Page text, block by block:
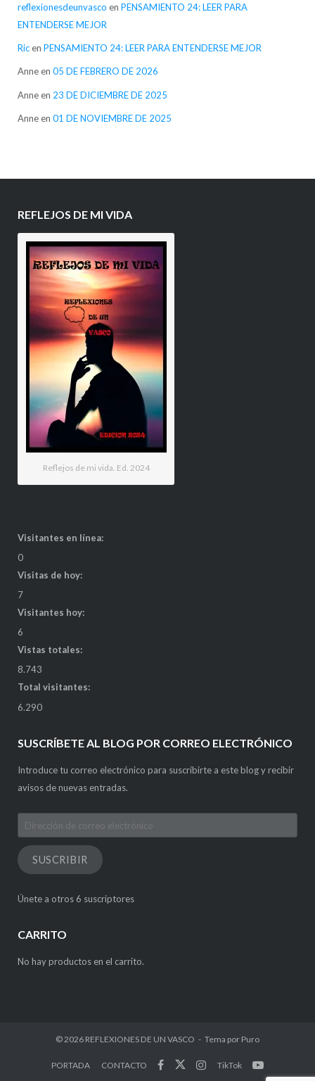
reflexionesdeunvasco en PENSAMIENTO 24: LEER PARA
ENTENDERSE MEJOR
Ricen PENSAMIENTO 24: LEER PARA ENTENDERSE MEJOR
Anneen 05 DE FEBRERO DE 2026
Anneen 23 DE DICIEMBRE DE 2025
Anneen 01 DE NOVIEMBRE DE 2025
REFLEJOS DE MI VIDA
Reflejos de mi vida. Ed. 2024
Visitantes en línea:
0
Visitas de hoy:
7
Visitantes hoy:
6
Vistas totales:
8.743
Total visitantes:
6.290
SUSCRÍBETE AL BLOG POR CORREO ELECTRÓNICO
Introduce tu correo electrónico para suscribirte a este blog y recibir
avisos de nuevas entradas.
Dirección
de
correo
electrónico
SUSCRIBIR
Únete a otros 6 suscriptores
CARRITO
No hay productos en el carrito.
© 2026 REFLEXIONES DE UN VASCO Tema por Puro
PORTADA CONTACTO TikTok